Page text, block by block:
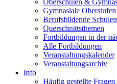
Oberschulen &
Gymnasiale Oberstufen
Berufsbildende Schulen
Querschnittsthemen
Fortbildungen in der
Alle Fortbildungen
Veranstaltungskalender
Veranstaltungsarchiv
Info
Häufig gestellte Fragen